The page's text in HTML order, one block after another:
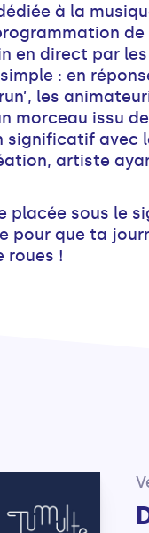
à la
en direct par les
: en
les
morceau issu
significatif avec
artiste
placée sous le
pour que ta
roues !